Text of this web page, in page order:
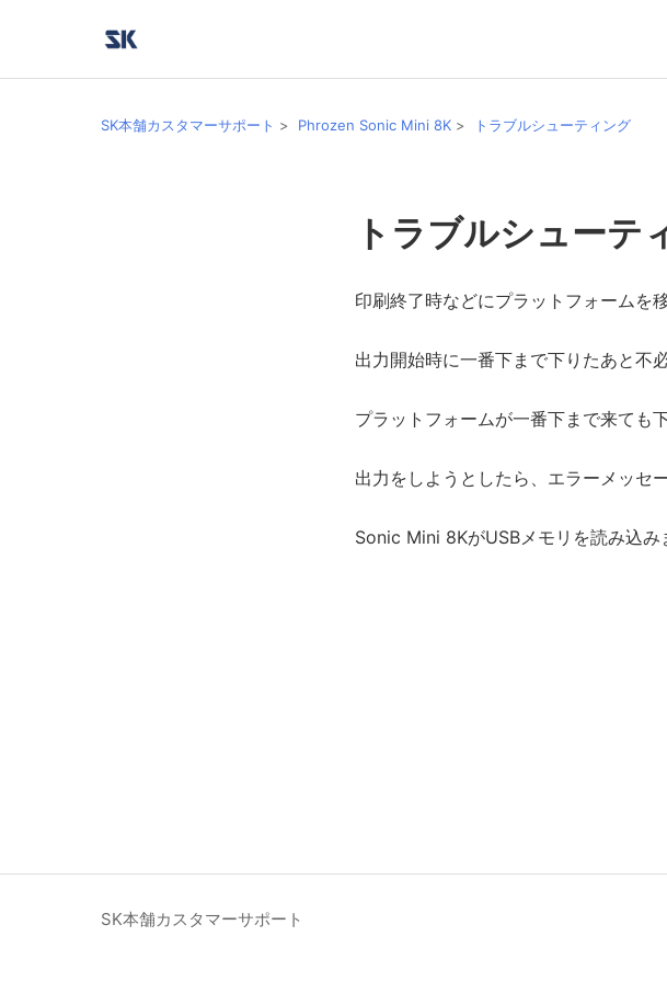
SK本舗カスタマーサポート Phrozen Sonic Mini 8K トラブルシューティング
トラブルシューテ
印刷終了時などにプラットフォームを
出力開始時に一番下まで下りたあと不
プラットフォームが一番下まで来ても
出力をしようとしたら、エラーメッセ
Sonic Mini 8KがUSBメモリを読み込み
SK本舗カスタマーサポート